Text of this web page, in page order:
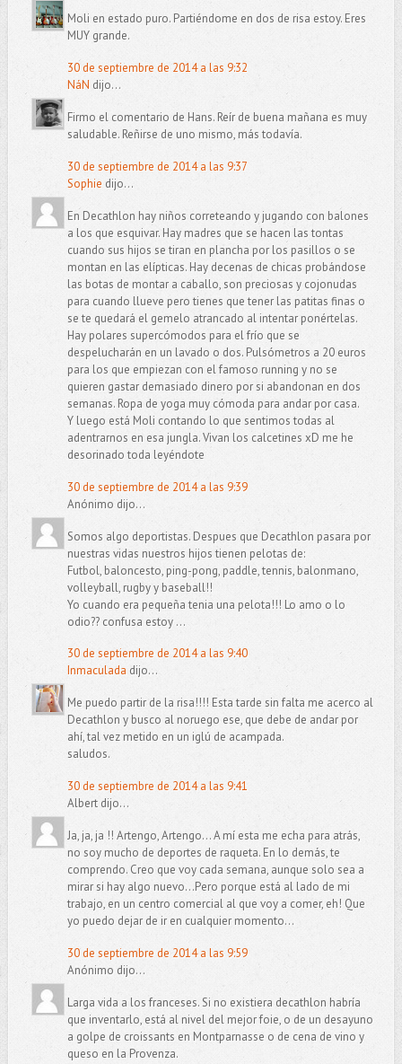
Moli en estado puro. Partiéndome en dos de risa estoy. Eres
MUY grande.
30 de septiembre de 2014 a las 9:32
NáN dijo...
Firmo el comentario de Hans. Reír de buena mañana es muy
saludable. Reñirse de uno mismo, más todavía.
30 de septiembre de 2014 a las 9:37
Sophie dijo...
En Decathlon hay niños correteando y jugando con balones
a los que esquivar. Hay madres que se hacen las tontas
cuando sus hijos se tiran en plancha por los pasillos o se
montan en las elípticas. Hay decenas de chicas probándose
las botas de montar a caballo, son preciosas y cojonudas
para cuando llueve pero tienes que tener las patitas finas o
se te quedará el gemelo atrancado al intentar ponértelas.
Hay polares supercómodos para el frío que se
despelucharán en un lavado o dos. Pulsómetros a 20 euros
para los que empiezan con el famoso running y no se
quieren gastar demasiado dinero por si abandonan en dos
semanas. Ropa de yoga muy cómoda para andar por casa.
Y luego está Moli contando lo que sentimos todas al
adentrarnos en esa jungla. Vivan los calcetines xD me he
desorinado toda leyéndote
30 de septiembre de 2014 a las 9:39
Anónimo dijo...
Somos algo deportistas. Despues que Decathlon pasara por
nuestras vidas nuestros hijos tienen pelotas de:
Futbol, baloncesto, ping-pong, paddle, tennis, balonmano,
volleyball, rugby y baseball!!
Yo cuando era pequeña tenia una pelota!!! Lo amo o lo
odio?? confusa estoy ...
30 de septiembre de 2014 a las 9:40
Inmaculada dijo...
Me puedo partir de la risa!!!! Esta tarde sin falta me acerco al
Decathlon y busco al noruego ese, que debe de andar por
ahí, tal vez metido en un iglú de acampada.
saludos.
30 de septiembre de 2014 a las 9:41
Albert dijo...
Ja, ja, ja !! Artengo, Artengo... A mí esta me echa para atrás,
no soy mucho de deportes de raqueta. En lo demás, te
comprendo. Creo que voy cada semana, aunque solo sea a
mirar si hay algo nuevo...Pero porque está al lado de mi
trabajo, en un centro comercial al que voy a comer, eh! Que
yo puedo dejar de ir en cualquier momento...
30 de septiembre de 2014 a las 9:59
Anónimo dijo...
Larga vida a los franceses. Si no existiera decathlon habría
que inventarlo, está al nivel del mejor foie, o de un desayuno
a golpe de croissants en Montparnasse o de cena de vino y
queso en la Provenza.